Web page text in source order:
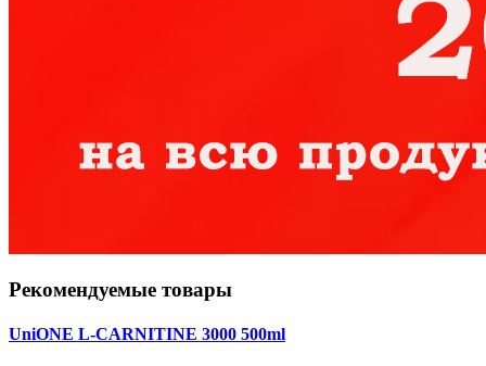
Рекомендуемые товары
UniONE L-CARNITINE 3000 500ml